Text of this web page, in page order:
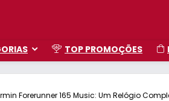
TOP PROMOÇÕES
Forerunner 165 Music: Um Relógio